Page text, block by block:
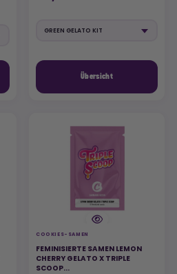
Übersicht
COOKIES-SAMEN
FEMINISIERTE SAMEN LEMON
CHERRY GELATO X TRIPLE
SCOOP...